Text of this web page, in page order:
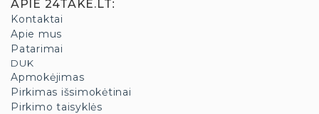
APIE 24TAKE.LT:
Kontaktai
Apie mus
Patarimai
DUK
Apmokėjimas
Pirkimas išsimokėtinai
Pirkimo taisyklės